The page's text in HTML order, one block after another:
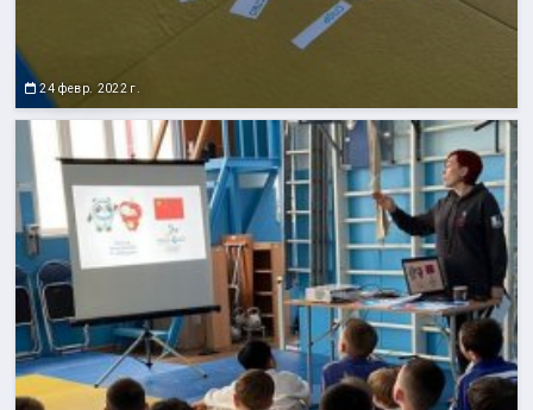
24 февр. 2022 г.